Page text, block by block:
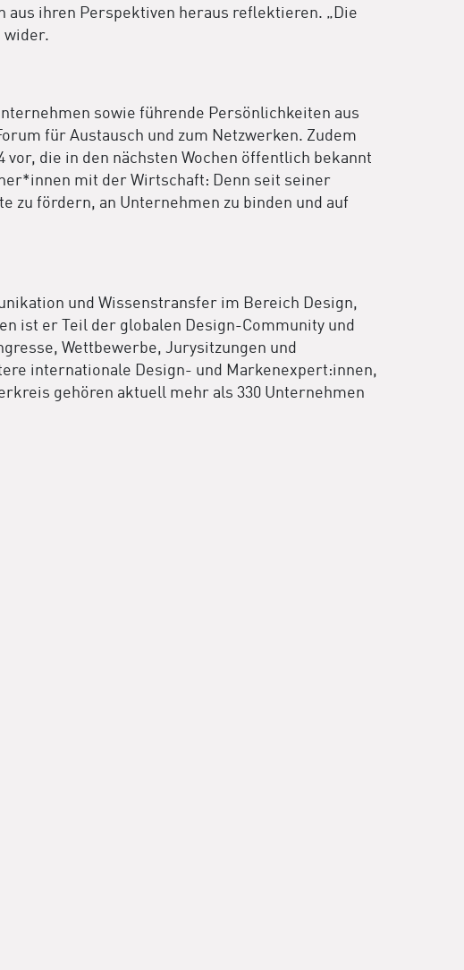
aus ihren Perspektiven heraus reflektieren. „Die
wider.
sowie führende Persönlichkeiten aus
für Austausch und zum Netzwerken. Zudem
die in den nächsten Wochen öffentlich bekannt
mit der Wirtschaft: Denn seit seiner
zu fördern, an Unternehmen zu binden und auf
und Wissenstransfer im Bereich Design,
ist er Teil der globalen Design-Community und
Wettbewerbe, Jurysitzungen und
internationale Design- und Markenexpert:innen,
gehören aktuell mehr als 330 Unternehmen